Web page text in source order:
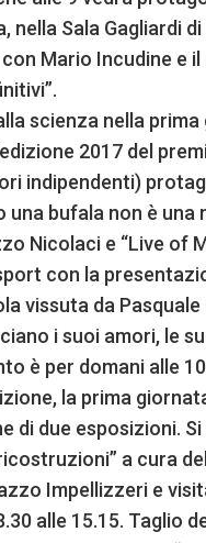
nella Sala Gagliardi
Mario Incudine e
scienza nella
2017 del
indipendenti)
una bufala non è una
Nicolaci e “Live of
con la
vissuta da
i suoi amori, le
è per domani alle
la prima
di due esposizioni.
a cura
Impellizzeri e
alle 15.15. Taglio